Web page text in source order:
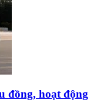
đồng, hoạt động